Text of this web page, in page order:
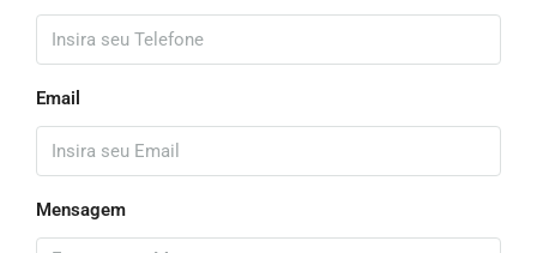
Email
Mensagem